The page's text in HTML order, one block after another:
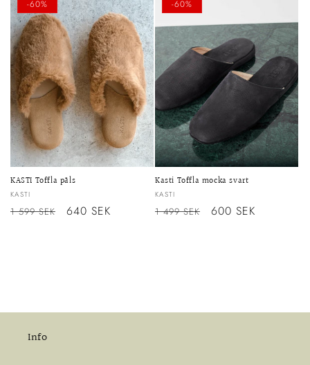
-60%
KASTI Toffla päls
Säljare:
KASTI
Ordinarie
1 599 SEK Försäljningspris
640 SEK
-60%
Kasti Toffla mocka svart
Säljare:
KASTI
Ordinarie
1 499 SEK Försäljningspris
600 SEK
Info